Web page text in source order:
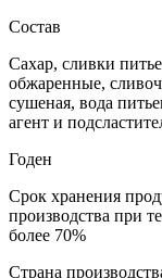
Состав
Сахар, сливки
обжаренные,
сушеная, вода
агент и
Годен
Срок хранения
производства при
более 70%
Страна